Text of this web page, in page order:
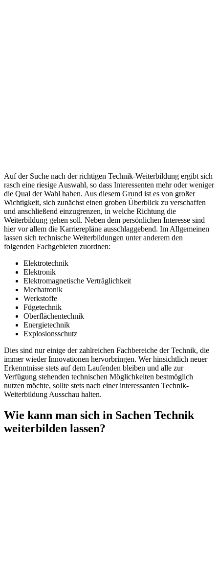
Auf der Suche nach der richtigen Technik-Weiterbildung ergibt sich
rasch eine riesige Auswahl, so dass Interessenten mehr oder weniger
die Qual der Wahl haben. Aus diesem Grund ist es von großer
Wichtigkeit, sich zunächst einen groben Überblick zu verschaffen
und anschließend einzugrenzen, in welche Richtung die
Weiterbildung gehen soll. Neben dem persönlichen Interesse sind
hier vor allem die Karrierepläne ausschlaggebend. Im Allgemeinen
lassen sich technische Weiterbildungen unter anderem den
folgenden Fachgebieten zuordnen:
Elektrotechnik
Elektronik
Elektromagnetische Verträglichkeit
Mechatronik
Werkstoffe
Fügetechnik
Oberflächentechnik
Energietechnik
Explosionsschutz
Dies sind nur einige der zahlreichen Fachbereiche der Technik, die
immer wieder Innovationen hervorbringen. Wer hinsichtlich neuer
Erkenntnisse stets auf dem Laufenden bleiben und alle zur
Verfügung stehenden technischen Möglichkeiten bestmöglich
nutzen möchte, sollte stets nach einer interessanten Technik-
Weiterbildung Ausschau halten.
Wie kann man sich in Sachen Technik
weiterbilden lassen?